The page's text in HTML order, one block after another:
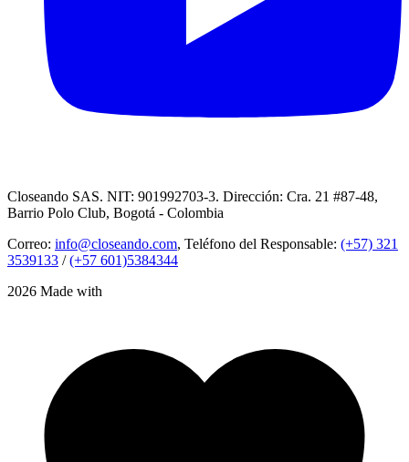
Closeando SAS. NIT: 901992703-3. Dirección: Cra. 21 #87-48,
Barrio Polo Club, Bogotá - Colombia
Correo: info@closeando.com, Teléfono del Responsable: (+57) 321
3539133 /(+57 601)5384344
2026 Made with